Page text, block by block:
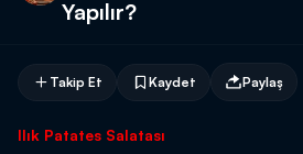
Yapılır?
Takip Et Kaydet Paylaş
Ilık Patates Salatası